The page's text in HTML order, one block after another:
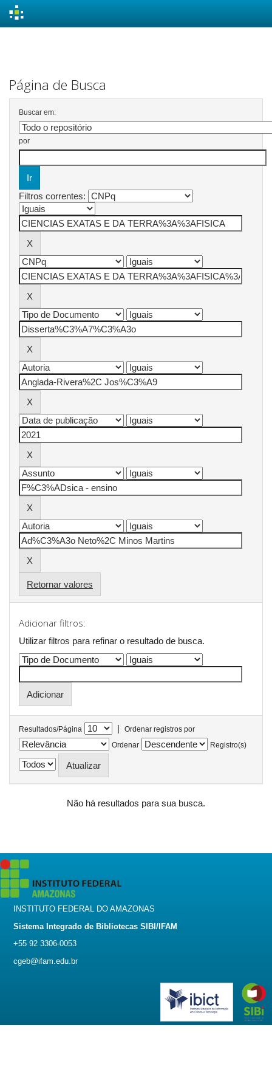
Página de Busca
Buscar em:
por
Filtros correntes:
Retornar valores
Adicionar filtros:
Utilizar filtros para refinar o resultado de busca.
Resultados/Página |
Ordenar registros por
Ordenar
Registro(s)
Não há resultados para sua busca.
INSTITUTO FEDERAL DO AMAZONAS
Sistema Integrado de Bibliotecas SIBI/IFAM
+55 92 3306-0053
cgeb@ifam.edu.br